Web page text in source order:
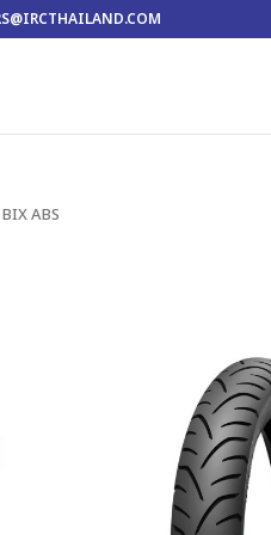
ABS